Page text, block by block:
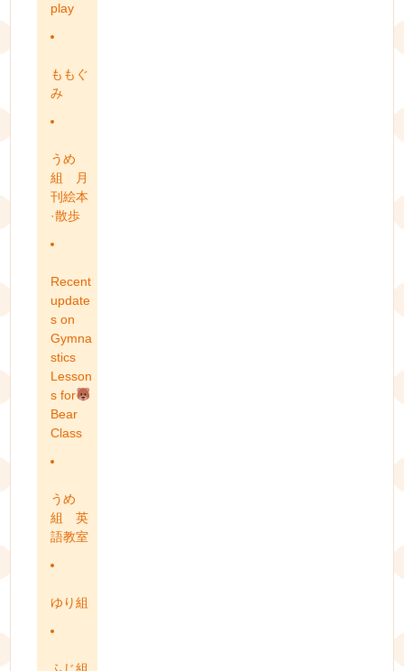
play
ももぐ
み
うめ
組 月
刊絵本
·散歩
Recent
update
s on
Gymna
stics
Lesson
s for
Bear
Class
うめ
組 英
語教室
ゆり組